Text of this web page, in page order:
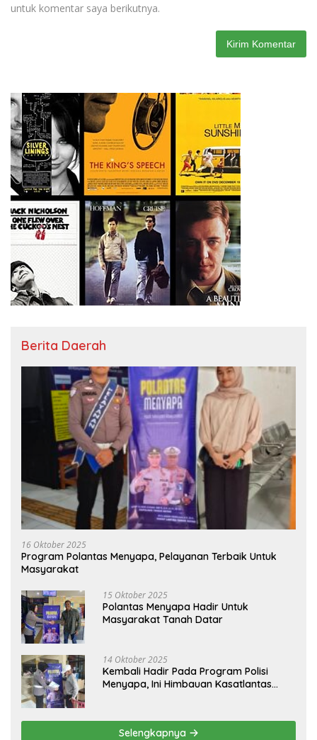
untuk komentar saya berikutnya.
Berita Daerah
16 Oktober 2025
Program Polantas Menyapa, Pelayanan Terbaik Untuk
Masyarakat
15 Oktober 2025
Polantas Menyapa Hadir Untuk
Masyarakat Tanah Datar
14 Oktober 2025
Kembali Hadir Pada Program Polisi
Menyapa, Ini Himbauan Kasatlantas
Selengkapnya